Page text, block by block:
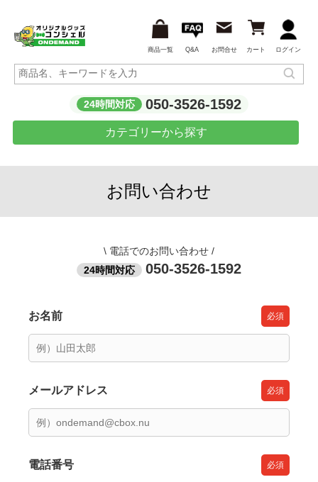
商品一覧 Q&A お問合せ カート ログイン
24時間対応 050-3526-1592
カテゴリーから探す
お問い合わせ
\ 電話でのお問い合わせ /
24時間対応
050-3526-1592
お名前
メールアドレス
電話番号